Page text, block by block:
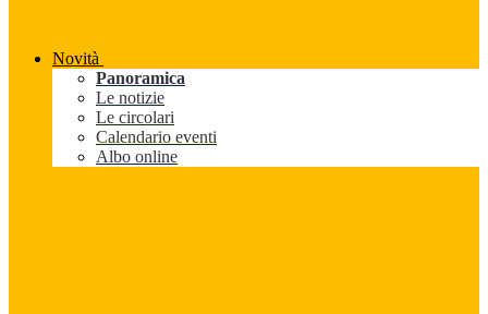
Novità
Panoramica
Le notizie
Le circolari
Calendario eventi
Albo online